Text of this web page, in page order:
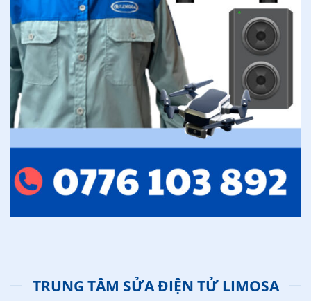
TRUNG TÂM SỬA ĐIỆN TỬ LIMOSA